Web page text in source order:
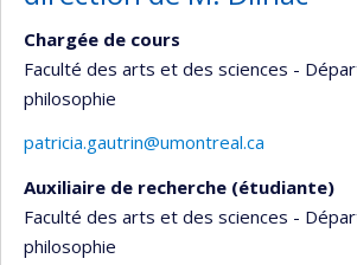
Chargée de cours
Faculté des arts et des sciences -
philosophie
patricia.gautrin@umontreal.ca
Auxiliaire de recherche (étudiante)
Faculté des arts et des sciences -
philosophie